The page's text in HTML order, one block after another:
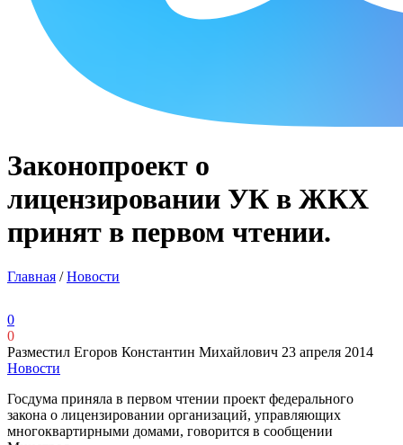
Законопроект о
лицензировании УК в ЖКХ
принят в первом чтении.
Главная /Новости
0
0
Разместил Егоров Константин Михайлович 23 апреля 2014
Новости
Госдума приняла в первом чтении проект федерального
закона о лицензировании организаций, управляющих
многоквартирными домами, говорится в сообщении